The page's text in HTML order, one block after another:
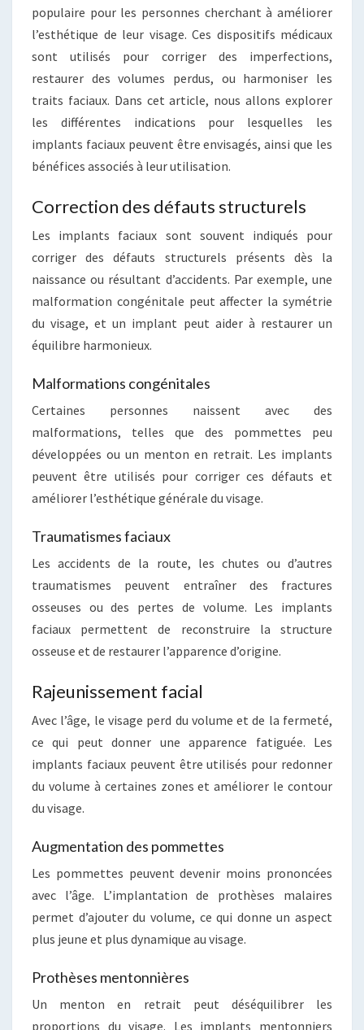
populaire pour les personnes cherchant à améliorer
l’esthétique de leur visage. Ces dispositifs médicaux
sont utilisés pour corriger des imperfections,
restaurer des volumes perdus, ou harmoniser les
traits faciaux. Dans cet article, nous allons explorer
les différentes indications pour lesquelles les
implants faciaux peuvent être envisagés, ainsi que les
bénéfices associés à leur utilisation.
Correction des défauts structurels
Les implants faciaux sont souvent indiqués pour
corriger des défauts structurels présents dès la
naissance ou résultant d’accidents. Par exemple, une
malformation congénitale peut affecter la symétrie
du visage, et un implant peut aider à restaurer un
équilibre harmonieux.
Malformations congénitales
Certaines personnes naissent avec des
malformations, telles que des pommettes peu
développées ou un menton en retrait. Les implants
peuvent être utilisés pour corriger ces défauts et
améliorer l’esthétique générale du visage.
Traumatismes faciaux
Les accidents de la route, les chutes ou d’autres
traumatismes peuvent entraîner des fractures
osseuses ou des pertes de volume. Les implants
faciaux permettent de reconstruire la structure
osseuse et de restaurer l’apparence d’origine.
Rajeunissement facial
Avec l’âge, le visage perd du volume et de la fermeté,
ce qui peut donner une apparence fatiguée. Les
implants faciaux peuvent être utilisés pour redonner
du volume à certaines zones et améliorer le contour
du visage.
Augmentation des pommettes
Les pommettes peuvent devenir moins prononcées
avec l’âge. L’implantation de prothèses malaires
permet d’ajouter du volume, ce qui donne un aspect
plus jeune et plus dynamique au visage.
Prothèses mentonnières
Un menton en retrait peut déséquilibrer les
proportions du visage. Les implants mentonniers